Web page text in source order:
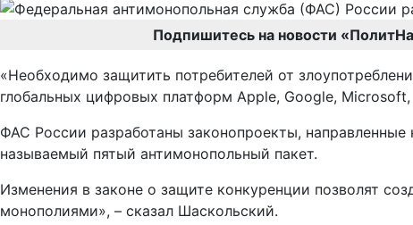
Подпишитесь на новости
«Необходимо защитить потребителей от
глобальных цифровых платформ Apple, Google,
ФАС России разработаны законопроекты,
называемый пятый антимонопольный пакет.
Изменения в законе о защите конкуренции позволят
монополиями», – сказал Шаскольский.